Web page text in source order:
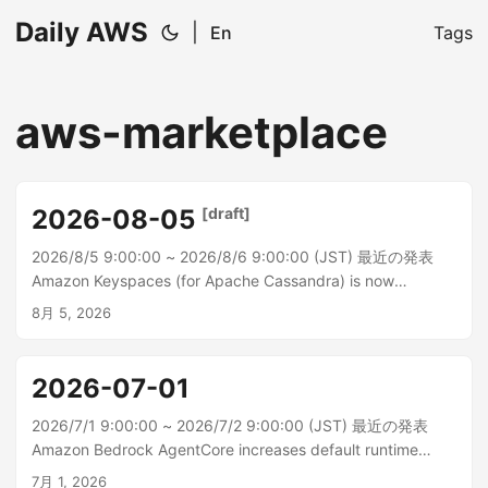
Daily AWS En Tags
aws-marketplace
2026-08-05 [draft]
2026/8/5 9:00:00 ~ 2026/8/6 9:00:00 (JST) 最近の発表
Amazon Keyspaces (for Apache Cassandra) is now
available in the Canada West (Calgary) Region (ca-west-1)
8月 5, 2026
2026-07-01
2026/7/1 9:00:00 ~ 2026/7/2 9:00:00 (JST) 最近の発表
Amazon Bedrock AgentCore increases default runtime
quota limits Amazon Bedrock AgentCore はデフォルトのラ
7月 1, 2026